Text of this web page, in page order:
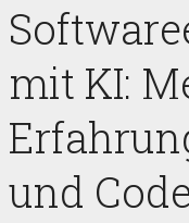
mit KI:
und